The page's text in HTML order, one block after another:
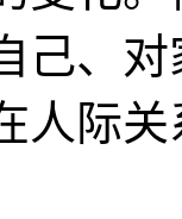
己、
人际